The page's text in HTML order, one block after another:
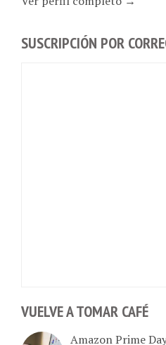
SUSCRIPCIÓN POR
VUELVE A TOMAR CAFÉ
Amazon Prime